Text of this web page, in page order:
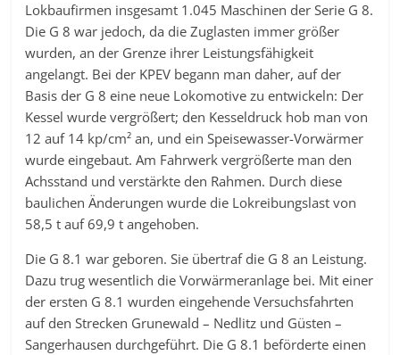
Lokbaufirmen insgesamt 1.045 Maschinen der Serie G 8.
Die G 8 war jedoch, da die Zuglasten immer größer
wurden, an der Grenze ihrer Leistungsfähigkeit
angelangt. Bei der KPEV begann man daher, auf der
Basis der G 8 eine neue Lokomotive zu entwickeln: Der
Kessel wurde vergrößert; den Kesseldruck hob man von
12 auf 14 kp/cm² an, und ein Speisewasser-Vorwärmer
wurde eingebaut. Am Fahrwerk vergrößerte man den
Achsstand und verstärkte den Rahmen. Durch diese
baulichen Änderungen wurde die Lokreibungslast von
58,5 t auf 69,9 t angehoben.
Die G 8.1 war geboren. Sie übertraf die G 8 an Leistung.
Dazu trug wesentlich die Vorwärmeranlage bei. Mit einer
der ersten G 8.1 wurden eingehende Versuchsfahrten
auf den Strecken Grunewald – Nedlitz und Güsten –
Sangerhausen durchgeführt. Die G 8.1 beförderte einen